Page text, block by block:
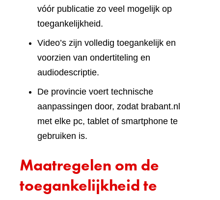
vóór publicatie zo veel mogelijk op
toegankelijkheid.
Video’s zijn volledig toegankelijk en
voorzien van ondertiteling en
audiodescriptie.
De provincie voert technische
aanpassingen door, zodat brabant.nl
met elke pc, tablet of smartphone te
gebruiken is.
Maatregelen om de
toegankelijkheid te